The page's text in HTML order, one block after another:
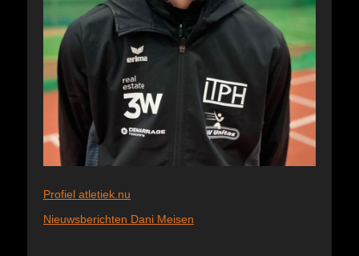
Profiel atletiek.nu
Nieuwsberichten Dani Meisen